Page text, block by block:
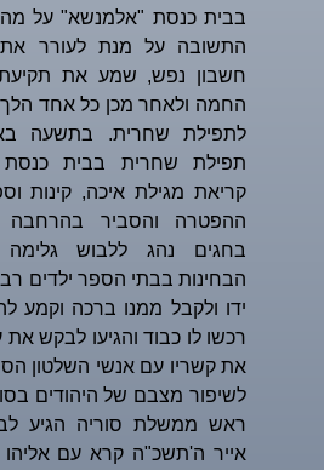
בבית כנסת "אלמנשא" על
התשובה על מנת לעורר
חשבון נפש, שמע את
החמה ולאחר מכן כל אחד
לתפילת שחרית. בתשעה
תפילת שחרית בבית
קריאת מגילת איכה, קינות
ההפטרה והסביר
בחגים נהג ללבוש
הבחינות בבתי הספר ילדים
ידו ולקבל ממנו ברכה וקמע
רכשו לו כבוד והגיעו לבקש את
את קשריו עם אנשי השלטון
לשיפור מצבם של היהודים
ראש ממשלת סוריה הגיע
אייר ה'תשכ"ה קרא עם אליהו